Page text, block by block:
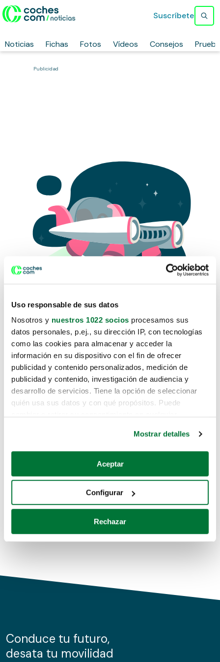
Uso responsable de sus datos
Nosotros y nuestros 1022 socios procesamos sus
datos personales, p.ej., su dirección IP, con tecnologías
como las cookies para almacenar y acceder la
información en su dispositivo con el fin de ofrecer
publicidad y contenido personalizados, medición de
publicidad y contenido, investigación de audiencia y
desarrollo de servicios. Tiene la opción de seleccionar
quién usa sus datos y con qué propósitos. Puede
Si lo permite, también quisiéramos:
Recopilar información sobre su ubicación geográfica
Identificar su dispositivo analizándolo activamente
para buscar características específicas (huellas
Obtenga más información sobre cómo se procesan sus
de cookies.
información sobre el uso que haga del sitio web con
nuestros partners de redes sociales, publicidad y análisis
Mostrar detalles
Aceptar
Configurar
Rechazar
Noticias Fichas Fotos Vídeos Consejos
Suscríbete
Publicidad
Lo sentimos, no sabemos como
te hemos traido hasta aquí.
Pero puedes encontrar el coche que estás
buscando en alguno de estos enlaces:
Coches de segunda mano
Coches de km0
Conduce tu futuro,
desata tu movilidad